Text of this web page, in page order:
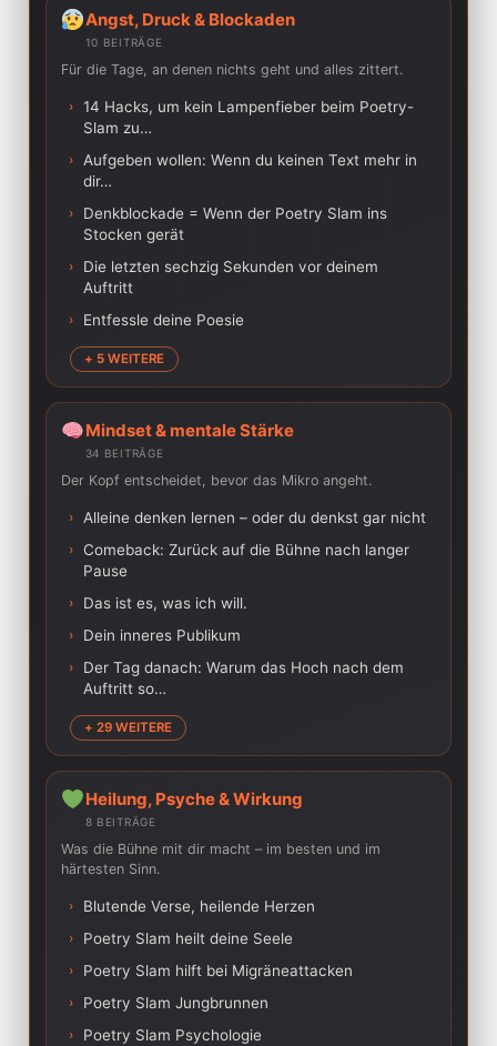
Angst, Druck & Blockaden
10 BEITRÄGE
Für die Tage, an denen nichts geht und alles zittert.
› 14 Hacks, um kein Lampenfieber beim Poetry-
Slam zu…
› Aufgeben wollen: Wenn du keinen Text mehr in
dir…
›
Denkblockade = Wenn der Poetry Slam ins
Stocken gerät
›
Die letzten sechzig Sekunden vor deinem
Auftritt
› Entfessle deine Poesie
+ 5 WEITERE
Mindset & mentale Stärke
34 BEITRÄGE
Der Kopf entscheidet, bevor das Mikro angeht.
› Alleine denken lernen – oder du denkst gar nicht
› Comeback: Zurück auf die Bühne nach langer
Pause
› Das ist es, was ich will.
› Dein inneres Publikum
›
Der Tag danach: Warum das Hoch nach dem
Auftritt so…
+ 29 WEITERE
Heilung, Psyche & Wirkung
8 BEITRÄGE
Was die Bühne mit dir macht – im besten und im
härtesten Sinn.
› Blutende Verse, heilende Herzen
› Poetry Slam heilt deine Seele
› Poetry Slam hilft bei Migräneattacken
› Poetry Slam Jungbrunnen
› Poetry Slam Psychologie